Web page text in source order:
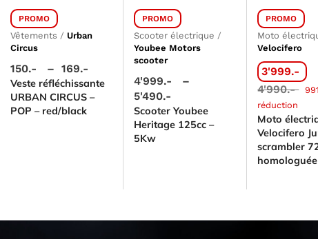
PROMO
Vêtements / Urban
Circus
150.- – 169.-
Veste réfléchissante
URBAN CIRCUS –
POP – red/black
PROMO
Scooter électrique /
Youbee Motors
scooter
4'999.-
–
5'490.-
Scooter Youbee
Heritage 125cc –
5Kw
PROMO
Moto
Velocifero
3'999.-
4'990.-
réduction
Moto
Velocifero
scrambler
homologuée